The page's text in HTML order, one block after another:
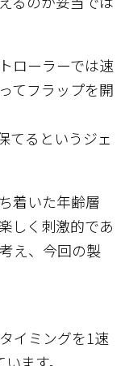
ローラーでは速
てフラップを開
てるというジェ
着いた年齢層
しく刺激的であ
え、今回の製
イミングを1速